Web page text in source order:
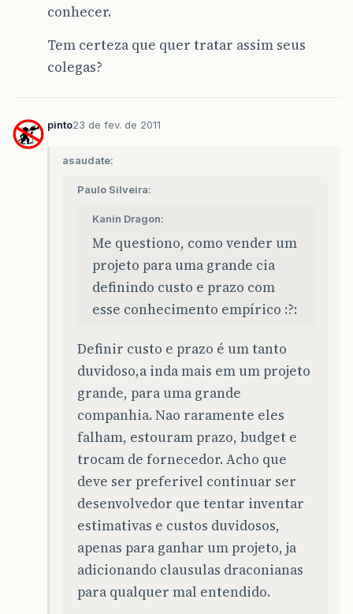
conhecer.
Tem certeza que quer tratar assim seus
colegas?
pinto23 de fev. de 2011
asaudate:
Paulo Silveira:
Kanin Dragon:
Me questiono, como vender um
projeto para uma grande cia
definindo custo e prazo com
esse conhecimento empírico :?:
Definir custo e prazo é um tanto
duvidoso,a inda mais em um projeto
grande, para uma grande
companhia. Nao raramente eles
falham, estouram prazo, budget e
trocam de fornecedor. Acho que
deve ser preferivel continuar ser
desenvolvedor que tentar inventar
estimativas e custos duvidosos,
apenas para ganhar um projeto, ja
adicionando clausulas draconianas
para qualquer mal entendido.